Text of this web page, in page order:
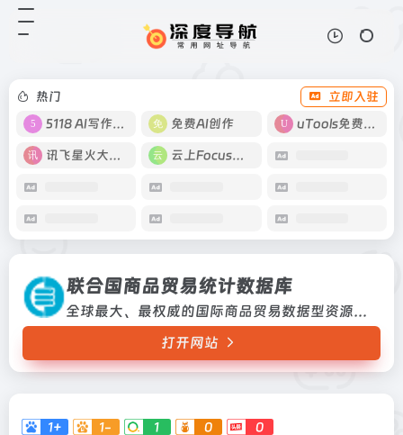
热门
立即入驻
5118 AI写作工具
免费AI创作 uTools免费工具箱
讯飞星火大模型 云上Focus接码
联合国商品贸易统计数据库
全球最大、最权威的国际商品贸易数据型资源全球最大、最权威的国际商品贸易数据型资源
打开网站
1+ 1- 1 0 0
联合国商品贸易统计数据库
据型资源全球最大、最权威的国际商
品贸易数据型资源